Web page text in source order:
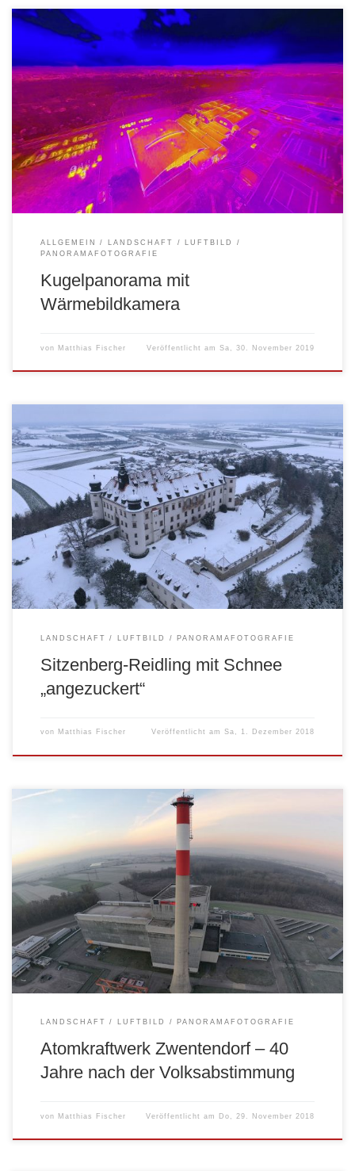
Nach langem und gespanntem Warten, ob es funktionieren kann, mit
einer Wärmebildkamera ein sphärisches Kugelpanorama zu erstellen,
nun das Ergebnis. Hier der Link zum Kugelpanorama:
http://www.fims.at/panorama/20191130_thermal_hzbg/index.html
ALLGEMEIN LANDSCHAFT
LUFTBILD
PANORAMAFOTOGRAFIE
Kugelpanorama mit
Wärmebildkamera
von Matthias Fischer Veröffentlicht amSa, 30. November 2019
LANDSCHAFT LUFTBILD PANORAMAFOTOGRAFIE
Sitzenberg-Reidling mit Schnee
„angezuckert“
von Matthias Fischer Veröffentlicht amSa, 1. Dezember 2018
Anbei sechs sphärische Luftbildpanoramen für einen virtuellen
Rundblick aus verschiedenen Perspektiven:
LANDSCHAFT LUFTBILD PANORAMAFOTOGRAFIE
Atomkraftwerk Zwentendorf – 40
Jahre nach der Volksabstimmung
von Matthias Fischer Veröffentlicht am Do, 29. November 2018